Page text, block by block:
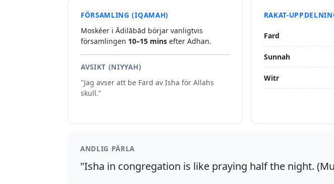
FÖRSAMLING (IQAMAH)
Moskéer i Ādilābād börjar vanligtvis
församlingen 10–15 mins efter Adhan.
AVSIKT (NIYYAH)
"Jag avser att be Fard av Isha för Allahs
skull."
RAKAT-
Fard
Sunnah
Witr
ANDLIG PÄRLA
"Isha in congregation is like praying half the night.